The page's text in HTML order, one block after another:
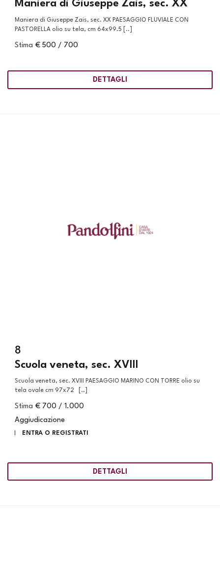
Maniera di Giuseppe Zais, sec. XX
Maniera di Giuseppe Zais, sec. XX PAESAGGIO FLUVIALE CON
PASTORELLA olio su tela, cm 64x99.5 [..]
Stima € 500 / 700
DETTAGLI
8
Scuola veneta, sec. XVIII
Scuola veneta, sec. XVIII PAESAGGIO MARINO CON TORRE olio su
tela ovale cm 97x72 [..]
Stima € 700 / 1.000
Aggiudicazione
ENTRA O REGISTRATI
DETTAGLI